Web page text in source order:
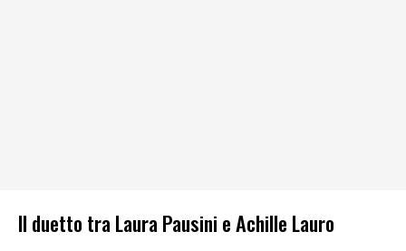
Il duetto tra Laura Pausini e Achille Lauro